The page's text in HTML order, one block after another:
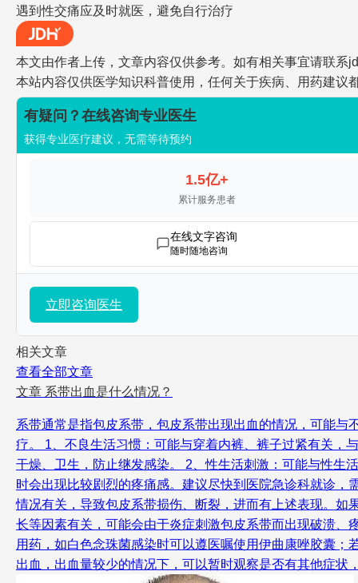
遇到性交痛应及时就医，避免自行治疗
本文由作者上传，文章内容仅供参考。如有相关事宜请联系
本站内容仅供医学知识科普使用，任何关于疾病、用药建议
有疑问？在线咨询专业医生
获得专业医疗建议，无需等待预约
1.5亿+
累计服务患者
在线文字咨询
随时随地咨询
立即咨询医生
相关文章
查看全部文章
文章 系带出血是什么情况？
系带通常是指包皮系带，包皮系带出现出血的情况，可能
疗。 1、不良生活习惯：可能与穿着内裤、裤子过紧有关，
干燥、卫生，防止继发感染。 2、性生活刺激：可能与性生
时会出现比较剧烈的疼痛感。建议尽快到医院急诊科就诊
情况有关，导致包皮系带损伤、断裂，进而有上述表现。
长等因素有关，可能会由于炎症刺激包皮系带而出现破溃
用药，如白色念珠菌感染时可以遵医嘱使用伊曲康唑胶囊
出血，出血量较少的情况下，可以暂时观察是否有其他症状